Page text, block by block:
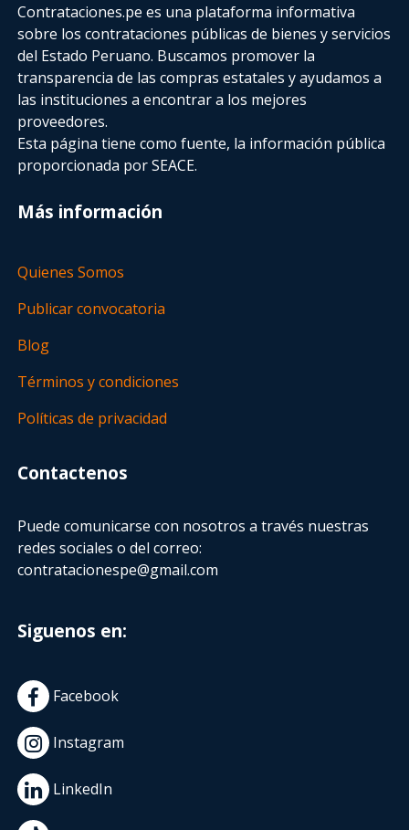
Contrataciones.pe es una plataforma informativa
sobre los contrataciones públicas de bienes y servicios
del Estado Peruano. Buscamos promover la
transparencia de las compras estatalesy ayudamos a
las instituciones a encontrar a los mejores
proveedores.
Esta página tiene como fuente, la información pública
proporcionada por SEACE.
Más información
Quienes Somos
Publicar convocatoria
Blog
Términos y condiciones
Políticas de privacidad
Contactenos
Puede comunicarse con nosotros a través nuestras
redes sociales o del correo:
contratacionespe@gmail.com
Siguenos en:
Facebook
Instagram
LinkedIn